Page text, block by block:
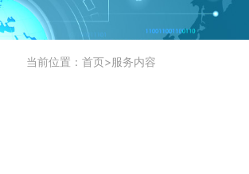
当前位置： 首页>服务内容